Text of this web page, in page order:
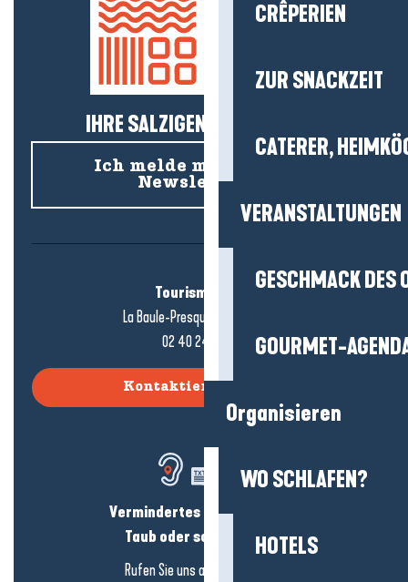
CRÊPERIEN
ZUR SNACKZEIT
CATERER,
VERANSTALTUNGEN
GESCHMACK DES
GOURMET-
Organisieren
WO SCHLAFEN?
HOTELS
IHRE SALZIGEN NEUIGKEITEN!
Ich melde mich für den
Newsletter an
Tourismusbüro
La Baule-Presqu'île de Guérande
02 40 24 34 44
Kontaktieren Sie uns
Vermindertes Hörvermögen?
Taub oder schwerhörig?
Rufen Sie uns an in